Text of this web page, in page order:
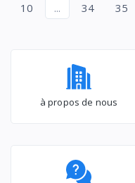
10
... 34 35
à propos de nous